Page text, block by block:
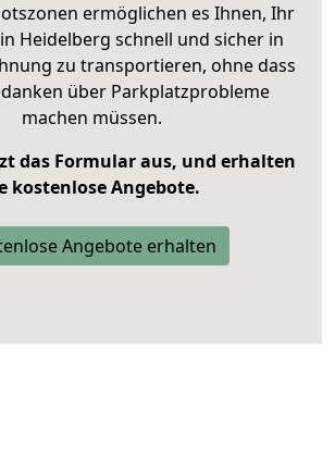
ermöglichen es Ihnen, Ihr
Heidelberg schnell und sicher in
zu transportieren, ohne dass
über Parkplatzprobleme
machen müssen.
das Formular aus, und erhalten
kostenlose Angebote.
Angebote erhalten